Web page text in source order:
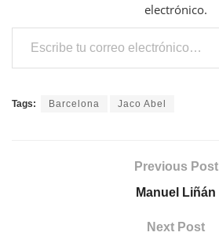
electrónico.
Escribe tu correo electrónico…
Tags: Barcelona Jaco Abel
Previous Post
Manuel Liñán
Next Post